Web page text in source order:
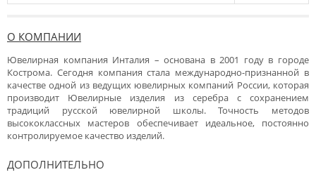
О КОМПАНИИ
Ювелирная компания Инталия – основана в 2001 году в городе
Кострома. Сегодня компания стала международно-признанной в
качестве одной из ведущих ювелирных компаний России, которая
производит Ювелирные изделия из серебра с сохранением
традиций русской ювелирной школы. Точность методов
высококлассных мастеров обеспечивает идеальное, постоянно
контролируемое качество изделий.
ДОПОЛНИТЕЛЬНО